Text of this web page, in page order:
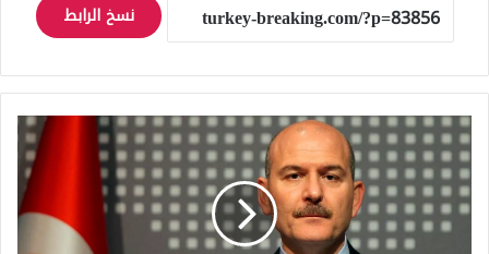
نسخ الرابط
عاجل:
تصريحات
لوزير
الداخلية
التركي